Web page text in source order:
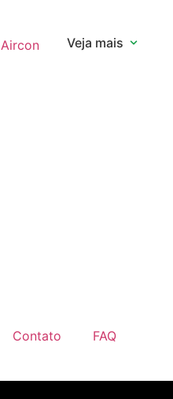
Aircon Veja mais
Contato FAQ